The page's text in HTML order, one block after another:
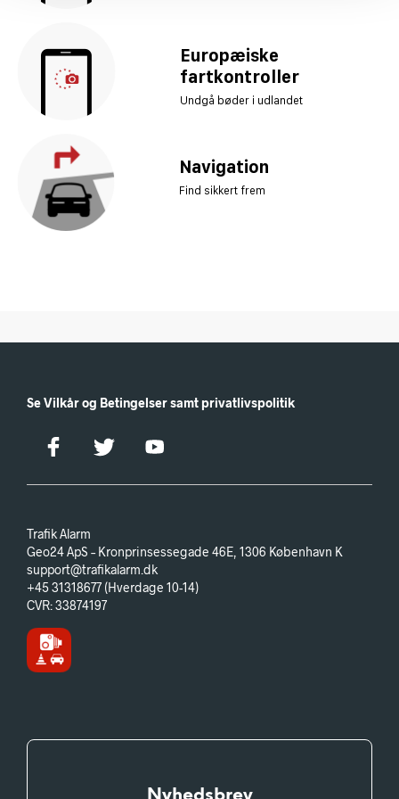
Europæiske
fartkontroller
Undgå bøder i udlandet
Navigation
Find sikkert frem
Se Vilkår og Betingelser samt privatlivspolitik
Trafik Alarm
Geo24 ApS – Kronprinsessegade 46E, 1306 København K
support@trafikalarm.dk
+45 31318677 (Hverdage 10-14)
CVR: 33874197